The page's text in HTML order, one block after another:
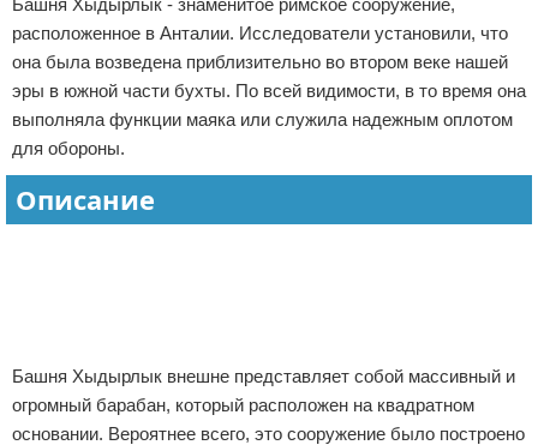
Авиаперелеты
Отели
Полезное для туристов
Отдых на природе
Планирование отдыха
Отказ от ответственности
Башня Хыдырлык - знаменитое римское сооружение,
расположенное в Анталии. Исследователи установили, что
она была возведена приблизительно во втором веке нашей
эры в южной части бухты. По всей видимости, в то время она
выполняла функции маяка или служила надежным оплотом
для обороны.
Описание
Башня Хыдырлык внешне представляет собой массивный и
огромный барабан, который расположен на квадратном
основании. Вероятнее всего, это сооружение было построено